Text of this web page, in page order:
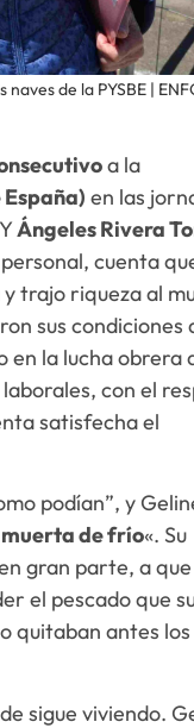
de la PYSBE |
a la
España) en las
Ángeles Rivera
cuenta
trajo riqueza al
sus condiciones
en la lucha obrera
con el
satisfecha el
podían”, y
de frío«. Su
gran parte, a que
el pescado que
quitaban antes los
sigue viviendo.